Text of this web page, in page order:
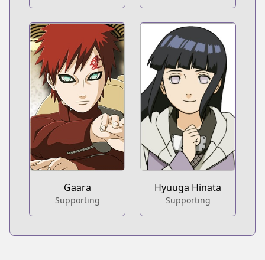
Gaara
Supporting
Hyuuga Hinata
Supporting